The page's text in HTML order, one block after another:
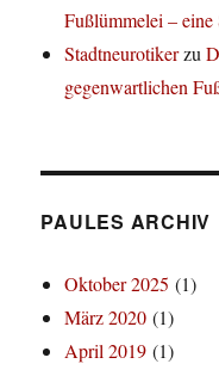
Fußlümmelei –
Stadtneurotikerzu
gegenwartlichen
PAULES ARCHIV
Oktober 2025 (1)
März 2020 (1)
April 2019 (1)